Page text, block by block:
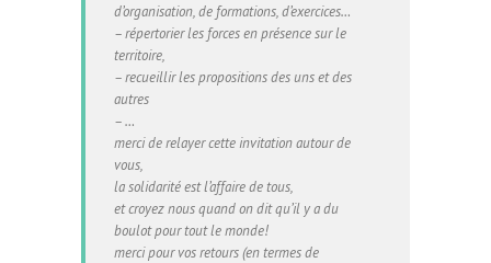
d’organisation, de formations, d’exercices…
– répertorier les forces en présence sur le
territoire,
– recueillir les propositions des uns et des
autres
– …
merci de relayer cette invitation autour de
vous,
la solidarité est l’affaire de tous,
et croyez nous quand on dit qu’il y a du
boulot pour tout le monde!
merci pour vos retours (en termes de